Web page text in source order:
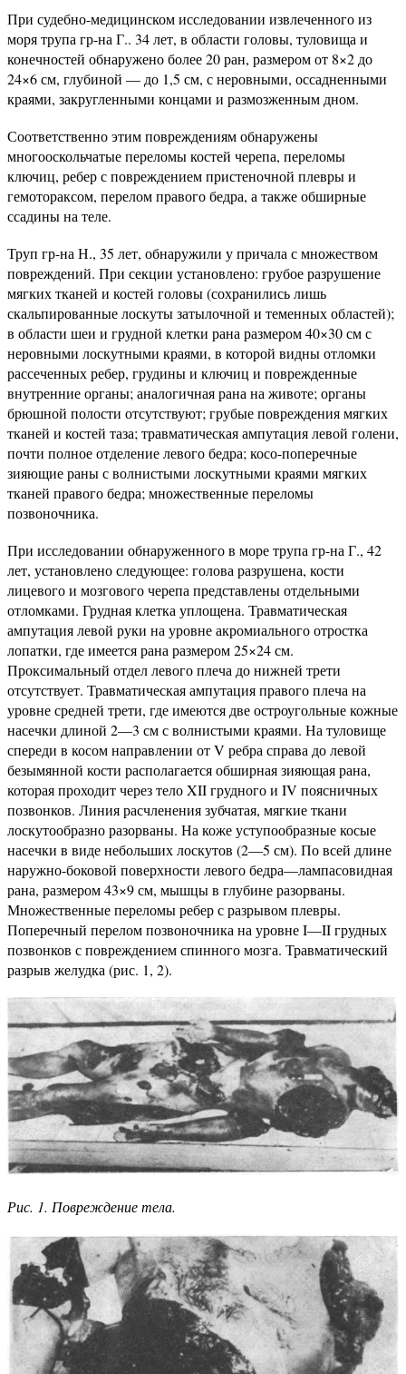
При судебно-медицинском исследовании извлеченного из
моря трупа гр-на Г.. 34 лет, в области головы, туловища и
конечностей обнаружено более 20 ран, размером от 8×2 до
24×6 см, глубиной — до 1,5 см, с неровными, оссадненными
краями, закругленными концами и размозженным дном.
Соответственно этим повреждениям обнаружены
многооскольчатые переломы костей черепа, переломы
ключиц, ребер с повреждением пристеночной плевры и
гемотораксом, перелом правого бедра, а также обширные
ссадины на теле.
Труп гр-на Н., 35 лет, обнаружили у причала с множеством
повреждений. При секции установлено: грубое разрушение
мягких тканей и костей головы (сохранились лишь
скальпированные лоскуты затылочной и теменных областей);
в области шеи и грудной клетки рана размером 40×30 см с
неровными лоскутными краями, в которой видны отломки
рассеченных ребер, грудины и ключиц и поврежденные
внутренние органы; аналогичная рана на животе; органы
брюшной полости отсутствуют; грубые повреждения мягких
тканей и костей таза; травматическая ампутация левой голени,
почти полное отделение левого бедра; косо-поперечные
зияющие раны с волнистыми лоскутными краями мягких
тканей правого бедра; множественные переломы
позвоночника.
При исследовании обнаруженного в море трупа гр-на Г., 42
лет, установлено следующее: голова разрушена, кости
лицевого и мозгового черепа представлены отдельными
отломками. Грудная клетка уплощена. Травматическая
ампутация левой руки на уровне акромиального отростка
лопатки, где имеется рана размером 25×24 см.
Проксимальный отдел левого плеча до нижней трети
отсутствует. Травматическая ампутация правого плеча на
уровне средней трети, где имеются две остроугольные кожные
насечки длиной 2—3 см с волнистыми краями. На туловище
спереди в косом направлении от V ребра справа до левой
безымянной кости располагается обширная зияющая рана,
которая проходит через тело XII грудного и IV поясничных
позвонков. Линия расчленения зубчатая, мягкие ткани
лоскутообразно разорваны. На коже уступообразные косые
насечки в виде небольших лоскутов (2—5 см). По всей длине
наружно-боковой поверхности левого бедра—лампасовидная
рана, размером 43×9 см, мышцы в глубине разорваны.
Множественные переломы ребер с разрывом плевры.
Поперечный перелом позвоночника на уровне I—II грудных
позвонков с повреждением спинного мозга. Травматический
разрыв желудка (рис. 1, 2).
Рис. 1. Повреждение тела.